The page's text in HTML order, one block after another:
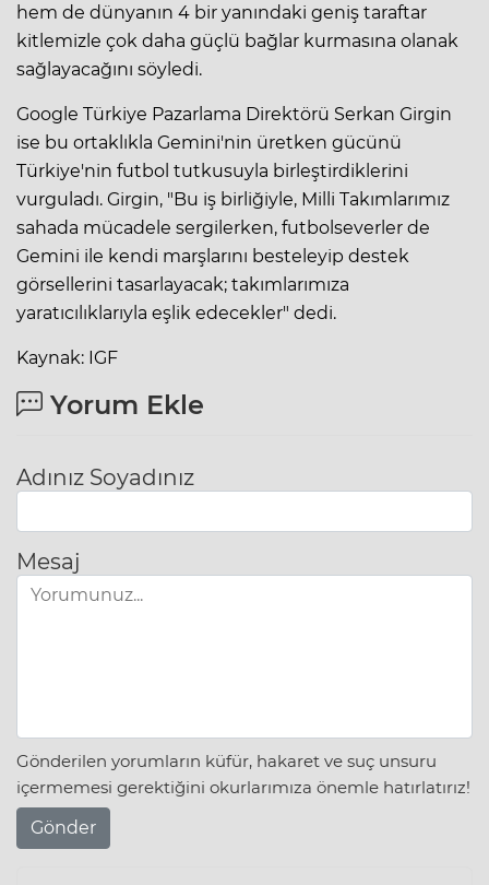
hem de dünyanın 4 bir yanındaki geniş taraftar
kitlemizle çok daha güçlü bağlar kurmasına olanak
sağlayacağını söyledi.
Google Türkiye Pazarlama Direktörü Serkan Girgin
ise bu ortaklıkla Gemini'nin üretken gücünü
Türkiye'nin futbol tutkusuyla birleştirdiklerini
vurguladı. Girgin, "Bu iş birliğiyle, Milli Takımlarımız
sahada mücadele sergilerken, futbolseverler de
Gemini ile kendi marşlarını besteleyip destek
görsellerini tasarlayacak; takımlarımıza
yaratıcılıklarıyla eşlik edecekler" dedi.
Kaynak: IGF
Yorum Ekle
Adınız Soyadınız
Mesaj
Gönderilen yorumların küfür, hakaret ve suç unsuru
içermemesi gerektiğini okurlarımıza önemle hatırlatırız!
Gönder